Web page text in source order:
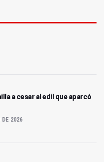
a cesar al edil que aparcó
DE 2026